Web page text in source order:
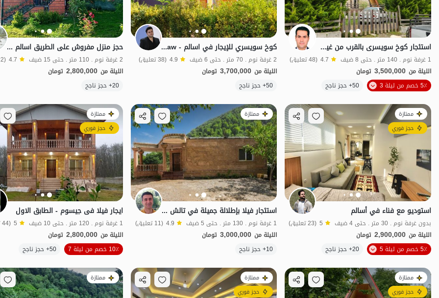
استئجار کوخ سویسری بالقرب من غیسوم - سیاه بیل
1 غرفة نوم . 140 متر . حتى 8 ضيف 4.7 (48 تعليق)
الليلة من 3,500,000 تومان
5٪ خصم من ليلة 3
50+ حجز ناجح منظر جميل الموقع على الخريطة
كوخ سويسري للإيجار في اسالم - Guijaw
2 غرفة نوم . 70 متر . حتى 6 ضيف 4.9 (38 تعليق)
الليلة من 3,700,000 تومان
50+ حجز ناجح
منظر جميل
حجز منزل مفروش على الطريق اسالم إلى خلخال - خرججيل
2 غرفة نوم . 110 متر . حتى 15 ضيف 4.7 (22 تعليق)
الليلة من 2,800,000 تومان
20+ حجز ناجح
ممتازة
حجز فوري
استوديو مع فناء في أسالم
بدون غرفة نوم . 30 متر . حتى 4 ضيف 5 (23 تعليق)
الليلة من 2,900,000 تومان
5٪ خصم من ليلة 5
20+ حجز ناجح بات نواز الموقع على الخريطة
ممتازة
استئجار فيلا بإطلالة جميلة في تالش - Şile Vasht
1 غرفة نوم . 130 متر . حتى 5 ضيف 4.9 (11 تعليق)
الليلة من 3,000,000 تومان
10+ حجز ناجح
منظر جميل
ممتازة
حجز فوري
ایجار فیلا فی جیسوم - الطابق الاول
1 غرفة نوم . 120 متر . حتى 10 ضيف 5 (44 تعليق)
الليلة من 2,800,000 تومان
10٪ خصم من ليلة 7
50+ حجز ناجح
ممتازة
حجز فوري
ممتازة
حجز فوري
ممتازة